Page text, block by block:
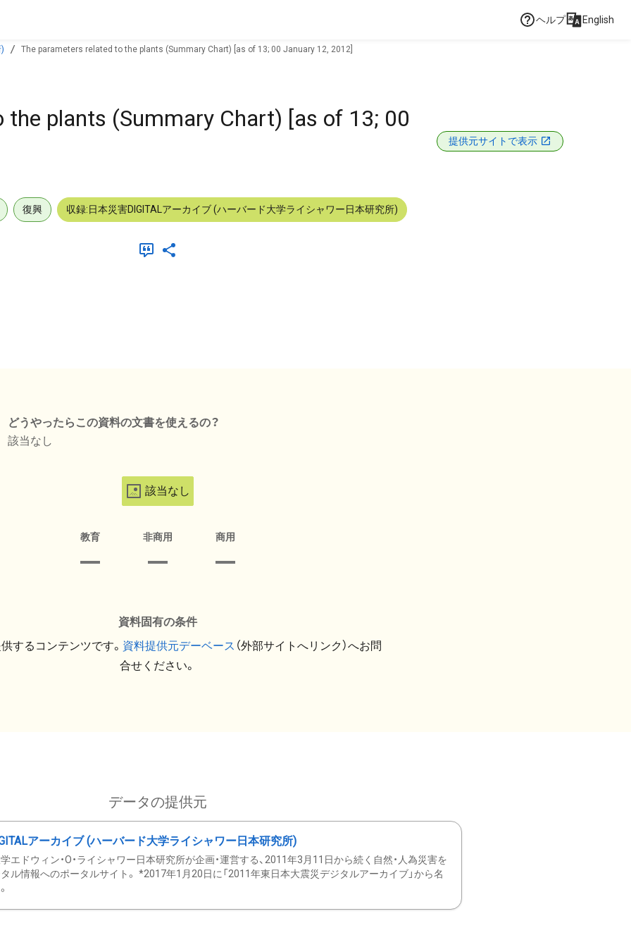
ヘルプ English
The parameters related to the plants (Summary Chart) [as of 13; 00 January 12, 2012]
the plants (Summary Chart) [as of 13; 00
提供元サイトで表示
復興 収録:日本災害DIGITALアーカイブ (ハーバード大学ライシャワー日本研究所)
どうやったらこの資料の文書を使えるの？
該当なし
該当なし
教育 非商用 商用
資料固有の条件
するコンテンツです。 資料提供元デーベース （外部サイトへリンク）へお問
合せください。
データの提供元
アーカイブ (ハーバード大学ライシャワー日本研究所)
エドウィン・O・ライシャワー日本研究所が企画・運営する、2011年3月11日から続く自然・人為災害を
ル情報へのポータルサイト。 *2017年1月20日に「2011年東日本大震災デジタルアーカイブ」から名